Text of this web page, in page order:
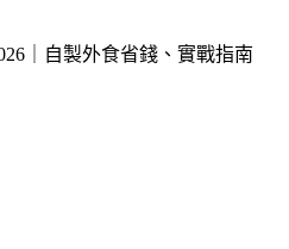
｜自製外食省錢、實戰指南